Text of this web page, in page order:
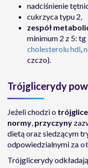
nadciśnienie
cukrzyca typu 2,
zespół
minimum 2 z 5: tg
cholesterolu hdl,
czczo).
Trójglicerydy
Jeżeli chodzi o
normy, przyczyny
dietą oraz siedzącym
odpowiedzialnymi za
Trójglicerydy